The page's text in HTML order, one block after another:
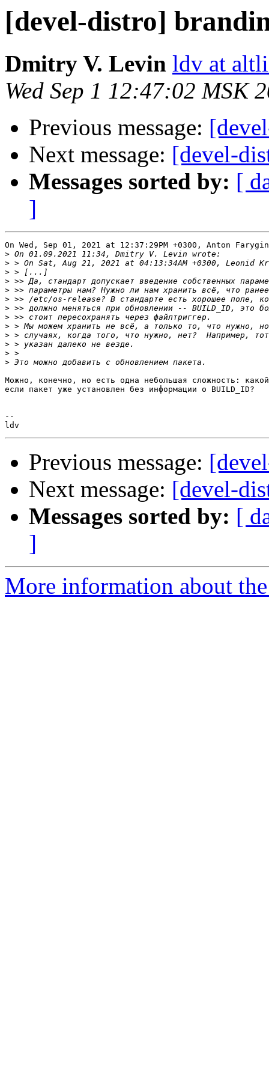
[devel-distro]
Dmitry V. Levin ldv at
Wed Sep 1 12:47:02 MSK
Previous message:
Next message: [devel-
Messages sorted by: [
]
On Wed, Sep 01, 2021 at 12:37:29PM +0300, Anton
>
>
>
>
>
>
>
>
>
>
>
>
>
Можно, конечно, но есть одна небольшая сложность:
если пакет уже установлен без информации о BUILD_ID?
--
Previous message:
Next message: [devel-
Messages sorted by: [
]
More information about